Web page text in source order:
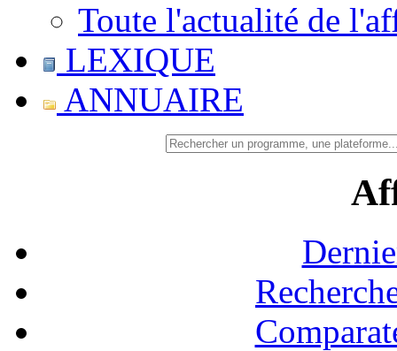
Toute l'actualité de
LEXIQUE
ANNUAIRE